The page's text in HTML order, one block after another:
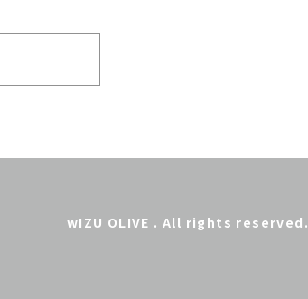
wIZU OLIVE . All rights reserved.